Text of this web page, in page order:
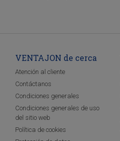
VENTAJON de cerca
Atención al cliente
Contáctanos
Condiciones generales
Condiciones generales de uso
del sitio web
Política de cookies